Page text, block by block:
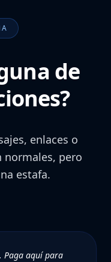
de
enlaces o
normales, pero
estafa.
Paga aquí para